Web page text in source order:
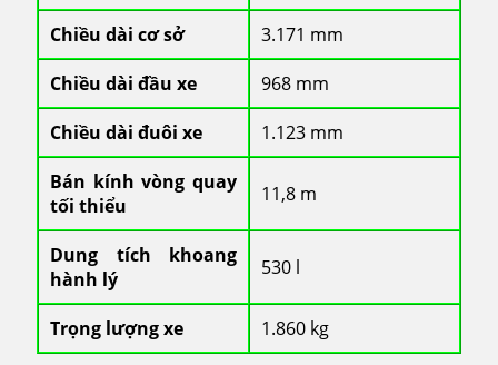
Chiều dài cơ sở
3.171 mm
Chiều dài đầu xe
968 mm
Chiều dài đuôi xe
1.123 mm
Bán kính vòng quay
tối thiểu
11,8 m
Dung tích khoang
hành lý
530 l
Trọng lượng xe 1.860 kg